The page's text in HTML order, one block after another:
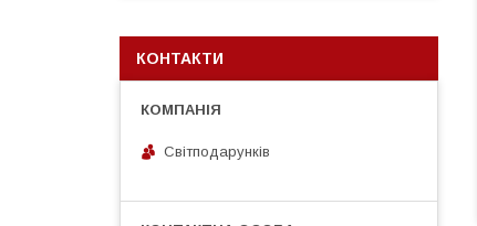
КОНТАКТИ
Світподарунків